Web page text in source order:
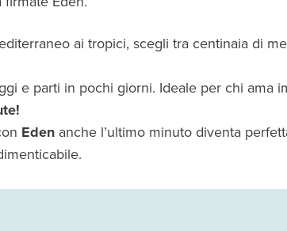
ai tropici, scegli tra centinaia di
e parti in pochi giorni. Ideale per chi ama
Eden anche l’ultimo minuto diventa